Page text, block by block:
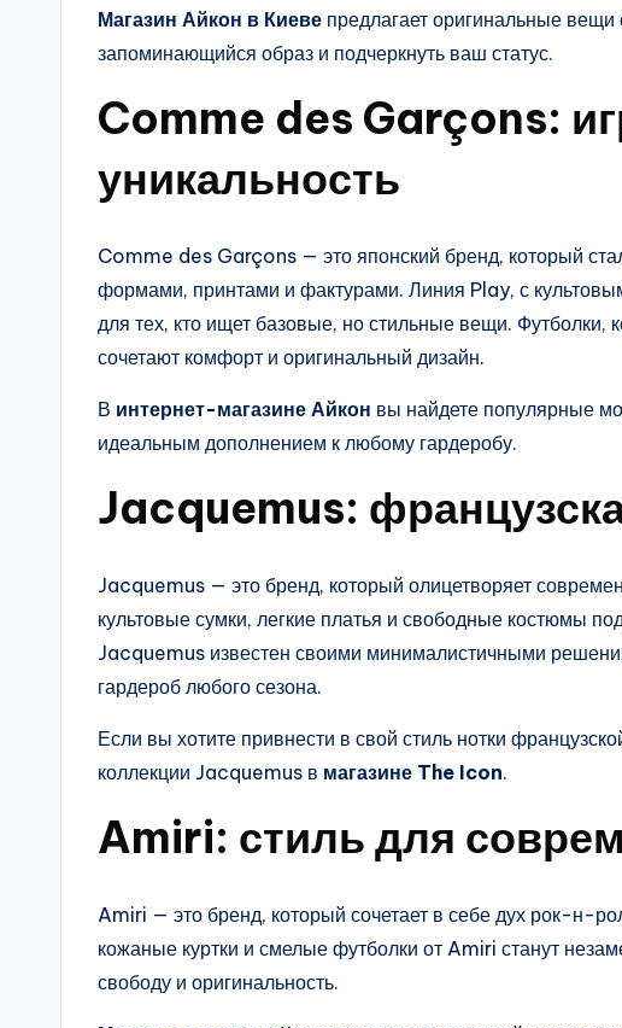
Магазин Айкон в Киеве предлагает оригинальные
запоминающийся образ и подчеркнуть ваш статус.
Comme des Garçons:
уникальность
Comme des Garçons — это японский бренд, который
формами, принтами и фактурами. Линия Play, с
для тех, кто ищет базовые, но стильные вещи.
сочетают комфорт и оригинальный дизайн.
В интернет-магазине Айкон вы найдете популярные
идеальным дополнением к любому гардеробу.
Jacquemus:
Jacquemus — это бренд, который олицетворяет
культовые сумки, легкие платья и свободные костюмы
Jacquemus известен своими минималистичными
гардероб любого сезона.
Если вы хотите привнести в свой стиль нотки
коллекции Jacquemus в магазине The Icon.
Amiri: стиль для
Amiri — это бренд, который сочетает в себе дух рок-н-
кожаные куртки и смелые футболки от Amiri станут
свободу и оригинальность.